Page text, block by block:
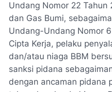
Undang Nomor 22 Tahun
dan Gas Bumi,
Undang-Undang Nomor
Cipta Kerja, pelaku
dan/atau niaga BBM
sanksi pidana
dengan ancaman pidana